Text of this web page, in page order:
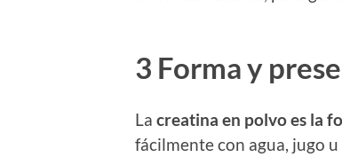
3 Forma y
La creatina en polvo es la
fácilmente con agua, jugo